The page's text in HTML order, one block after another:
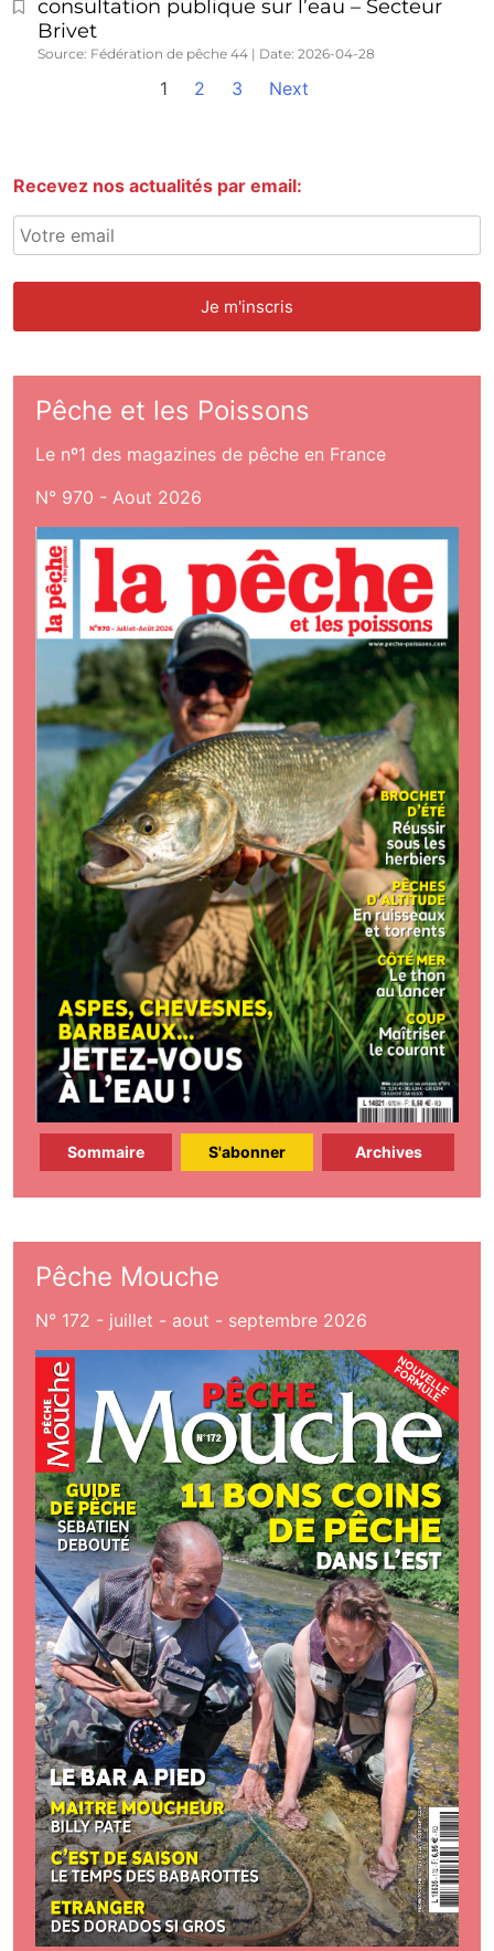
consultation publique sur l’eau – Secteur
Brivet
Source: Fédération de pêche 44 Date: 2026-04-28
1 2 3 Next
Recevez nos actualités par email:
Pêche et les Poissons
Le nº1 des magazines de pêche en France
N° 970 - Aout 2026
Sommaire S'abonner Archives
Pêche Mouche
N° 172 - juillet - aout - septembre 2026